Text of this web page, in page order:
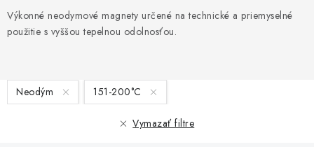
NEREZOVÉ MATERIÁLY
O nás Obchodné podmienky
Ochrana osobných údajov
Kontakt
Odstúpenie od zmluvy
Výkonné neodymové magnety určené na technické a priemyselné
použitie s vyššou tepelnou odolnosťou.
V
ý
Neodým 151-200°C
Vymazať filtre